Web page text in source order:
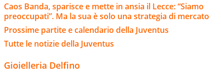
Caos Banda, sparisce e mette in ansia il Lecce: “Siamo
preoccupati”. Ma la sua è solo una strategia di mercato
Prossime partite e calendario della Juventus
Tutte le notizie della Juventus
Gioielleria Delfino